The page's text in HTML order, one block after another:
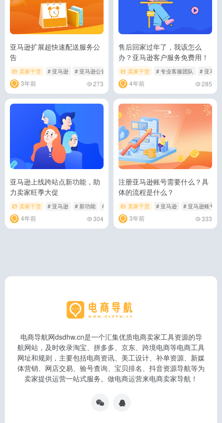
亚马逊扩展超快速配送服务公
告
卖家干货 # 亚马逊 # 亚马逊公告 # 亚马逊配送服务
3年前 273
售后回家过年了，我该怎么
办？亚马逊客户服务免费用！
卖家干货 # 专业客服团队 # 亚马逊
4年前 285
亚马逊上线跨站点新功能，助
力卖家旺季大促
卖家干货 # 亚马逊 # 新功能 # 管理促销
4年前 304
注册亚马逊账号需要什么？具
体的流程是什么？
卖家干货 # 亚马逊 # 亚马逊账号
3年前 333
电商导航网dsdhw.cn是一个汇集优质电商卖家工具资源的导
航网站，及时收录淘宝、拼多多、京东、跨境电商等电商工具
网址和规则，主要包括电商资讯、美工设计、补单资源、新媒
体营销、网店交易、验号查询、宝贝排名、抖音资源导航等为
卖家提供运营一站式服务。做电商运营来电商卖家导航！